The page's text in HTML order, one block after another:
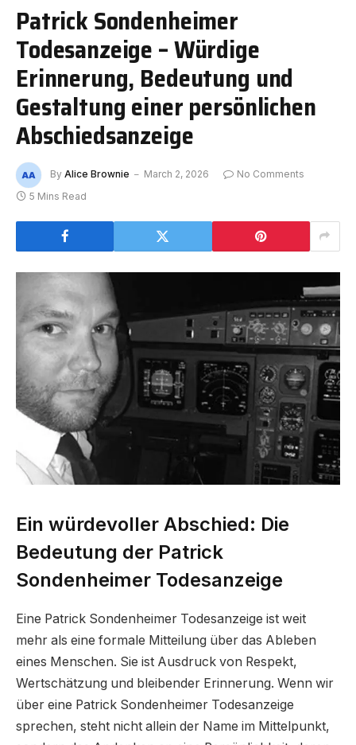
Patrick Sondenheimer
Todesanzeige – Würdige
Erinnerung, Bedeutung und
Gestaltung einer persönlichen
Abschiedsanzeige
By Alice Brownie March 2, 2026
No Comments
5 Mins Read
Ein würdevoller Abschied: Die
Bedeutung der Patrick
Sondenheimer Todesanzeige
Eine Patrick Sondenheimer Todesanzeige ist weit
mehr als eine formale Mitteilung über das Ableben
eines Menschen. Sie ist Ausdruck von Respekt,
Wertschätzung und bleibender Erinnerung. Wenn wir
über eine Patrick Sondenheimer Todesanzeige
sprechen, steht nicht allein der Name im Mittelpunkt,